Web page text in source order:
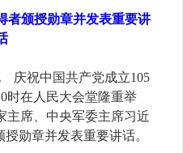
者颁授勋章并发表重要讲
祝中国共产党成立105
时在人民大会堂隆重举
主席、中央军委主席习近
勋章并发表重要讲话。